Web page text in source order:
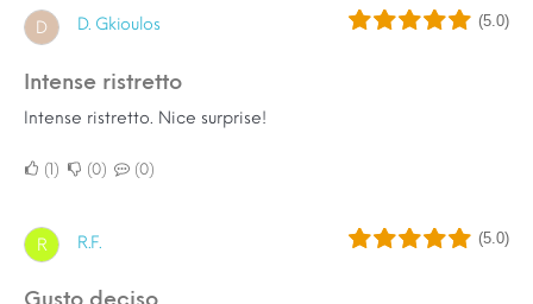
D D. Gkioulos (5.0)
Intense ristretto
Intense ristretto. Nice surprise!
1 0 0
R R.F. (5.0)